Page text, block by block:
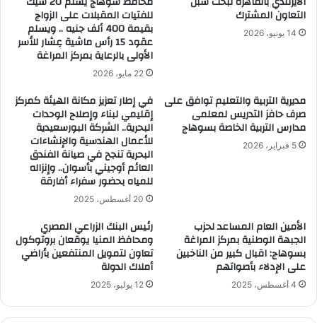
التعاون المشترك
14 يونيو، 2026
للفتيات المقبلات على الزواج
بقيمة 400 ألف جنيه .. ويسلم
عقود 15 رأس ماشية عِشار للأسر
الأولى بالرعاية بمركز المراغة
22 مايو، 2026
مديرية التربية والتعليم توافق على
صرف حافز التدريس لمعلمى
مدارس التربية الخاصة بسوهاج
5 فبراير، 2026
في إطار تعزيز مكانة الهيئة كمركز
إقليمي لبناء وإصلاح الوحدات
البحرية.. الشركة البورسعيدية
للأعمال الهندسية والإنشاءات
البحرية تنجح في صيانة الفندق
العائم أوجيني بأسوان.. وإنزاله
للمياه بحضور سفراء أفارقة
20 أغسطس، 2025
الأمين العام المساعد لحزب
الجبهة الوطنية بمركز المراغة
بسوهاج: اقبال كبير من الناخبين
على الإدلاء بأصواتهم
4 أغسطس، 2025
رئيس البنك الزراعي المصري
ومحافظ المنيا يوقعان بروتوكول
تعاون لتمويل المنتفعين بأراضي
أملاك الدولة
12 يوليو، 2025